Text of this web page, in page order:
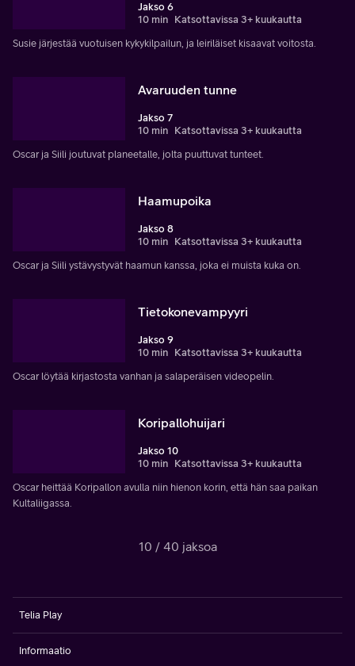
Jakso 6
10 min Katsottavissa 3+ kuukautta
Susie järjestää vuotuisen kykykilpailun, ja leiriläiset kisaavat voitosta.
Avaruuden tunne
Jakso 7
10 min Katsottavissa 3+ kuukautta
Oscar ja Siili joutuvat planeetalle, jolta puuttuvat tunteet.
Haamupoika
Jakso 8
10 min Katsottavissa 3+ kuukautta
Oscar ja Siili ystävystyvät haamun kanssa, joka ei muista kuka on.
Tietokonevampyyri
Jakso 9
10 min Katsottavissa 3+ kuukautta
Oscar löytää kirjastosta vanhan ja salaperäisen videopelin.
Koripallohuijari
Jakso 10
10 min Katsottavissa 3+ kuukautta
Oscar heittää Koripallon avulla niin hienon korin, että hän saa paikan
Kultaliigassa.
10 / 40 jaksoa
Telia Play
Informaatio